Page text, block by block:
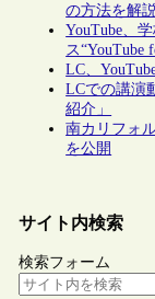
の方法を解
YouTube、
ス“YouTube
LC、
LCでの講演
紹介」
南カリフォ
を公開
サイト内検索
検索フォーム